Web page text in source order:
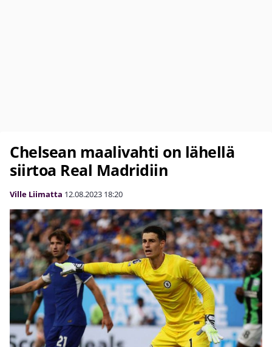
Chelsean maalivahti on lähellä
siirtoa Real Madridiin
Ville Liimatta 12.08.2023 18:20